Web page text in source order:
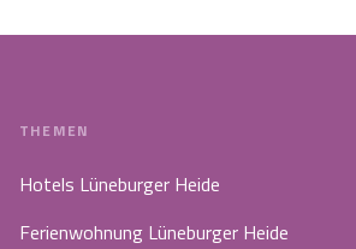
THEMEN
Hotels Lüneburger Heide
Ferienwohnung Lüneburger Heide